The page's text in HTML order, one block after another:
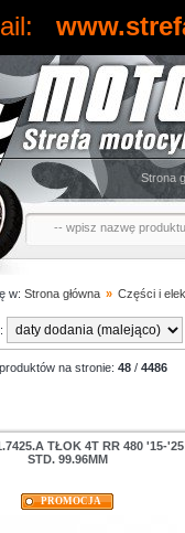
Strona
w: Strona główna » Części i
na stronie: 48 / 4486
TŁOK 4T RR 480 '15-'25
STD. 99.96MM
PROMOCJA